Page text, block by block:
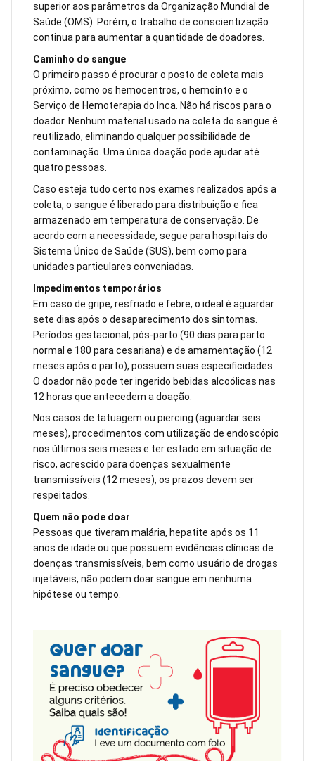
superior aos parâmetros da Organização Mundial de
Saúde (OMS). Porém, o trabalho de conscientização
continua para aumentar a quantidade de doadores.
Caminho do sangue
O primeiro passo é procurar o posto de coleta mais
próximo, como os hemocentros, o hemointo e o
Serviço de Hemoterapia do Inca. Não há riscos para o
doador. Nenhum material usado na coleta do sangue é
reutilizado, eliminando qualquer possibilidade de
contaminação. Uma única doação pode ajudar até
quatro pessoas.
Caso esteja tudo certo nos exames realizados após a
coleta, o sangue é liberado para distribuição e fica
armazenado em temperatura de conservação. De
acordo com a necessidade, segue para hospitais do
Sistema Único de Saúde (SUS), bem como para
unidades particulares conveniadas.
Impedimentos temporários
Em caso de gripe, resfriado e febre, o ideal é aguardar
sete dias após o desaparecimento dos sintomas.
Períodos gestacional, pós-parto (90 dias para parto
normal e 180 para cesariana) e de amamentação (12
meses após o parto), possuem suas especificidades.
O doador não pode ter ingerido bebidas alcoólicas nas
12 horas que antecedem a doação.
Nos casos de tatuagem ou piercing (aguardar seis
meses), procedimentos com utilização de endoscópio
nos últimos seis meses e ter estado em situação de
risco, acrescido para doenças sexualmente
transmissíveis (12 meses), os prazos devem ser
respeitados.
Quem não pode doar
Pessoas que tiveram malária, hepatite após os 11
anos de idade ou que possuem evidências clínicas de
doenças transmissíveis, bem como usuário de drogas
injetáveis, não podem doar sangue em nenhuma
hipótese ou tempo.